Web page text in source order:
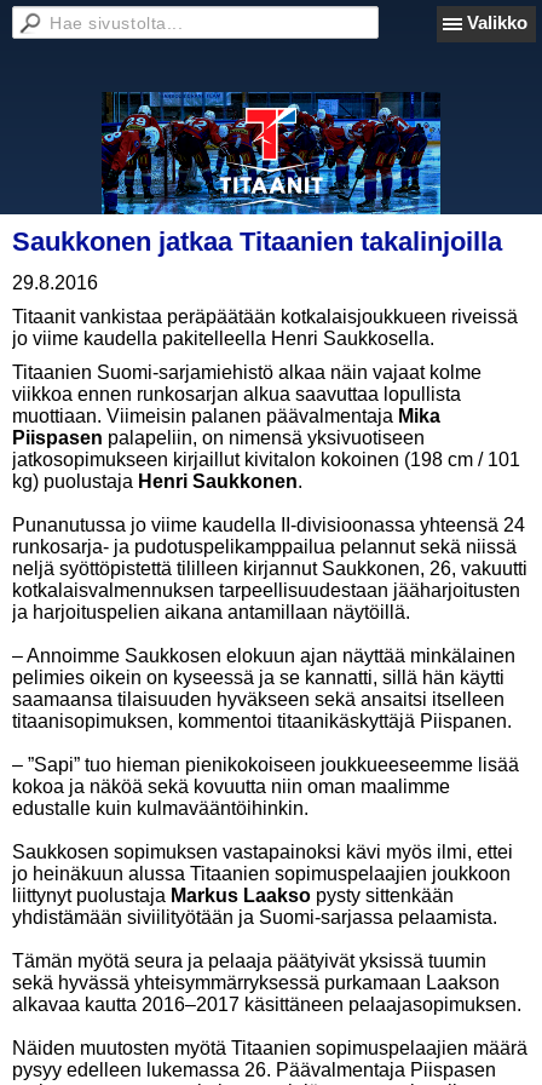
Valikko
Saukkonen jatkaa Titaanien takalinjoilla
29.8.2016
Titaanit vankistaa peräpäätään kotkalaisjoukkueen riveissä
jo viime kaudella pakitelleella Henri Saukkosella.
Titaanien Suomi-sarjamiehistö alkaa näin vajaat kolme
viikkoa ennen runkosarjan alkua saavuttaa lopullista
muottiaan. Viimeisin palanen päävalmentaja Mika
Piispasen palapeliin, on nimensä yksivuotiseen
jatkosopimukseen kirjaillut kivitalon kokoinen (198 cm / 101
kg) puolustaja Henri Saukkonen.
Punanutussa jo viime kaudella II-divisioonassa yhteensä 24
runkosarja- ja pudotuspelikamppailua pelannut sekä niissä
neljä syöttöpistettä tililleen kirjannut Saukkonen, 26, vakuutti
kotkalaisvalmennuksen tarpeellisuudestaan jääharjoitusten
ja harjoituspelien aikana antamillaan näytöillä.
– Annoimme Saukkosen elokuun ajan näyttää minkälainen
pelimies oikein on kyseessä ja se kannatti, sillä hän käytti
saamaansa tilaisuuden hyväkseen sekä ansaitsi itselleen
titaanisopimuksen, kommentoi titaanikäskyttäjä Piispanen.
– ”Sapi” tuo hieman pienikokoiseen joukkueeseemme lisää
kokoa ja näköä sekä kovuutta niin oman maalimme
edustalle kuin kulmavääntöihinkin.
Saukkosen sopimuksen vastapainoksi kävi myös ilmi, ettei
jo heinäkuun alussa Titaanien sopimuspelaajien joukkoon
liittynyt puolustaja Markus Laakso pysty sittenkään
yhdistämään siviilityötään ja Suomi-sarjassa pelaamista.
Tämän myötä seura ja pelaaja päätyivät yksissä tuumin
sekä hyvässä yhteisymmärryksessä purkamaan Laakson
alkavaa kautta 2016–2017 käsittäneen pelaajasopimuksen.
Näiden muutosten myötä Titaanien sopimuspelaajien määrä
pysyy edelleen lukemassa 26. Päävalmentaja Piispasen